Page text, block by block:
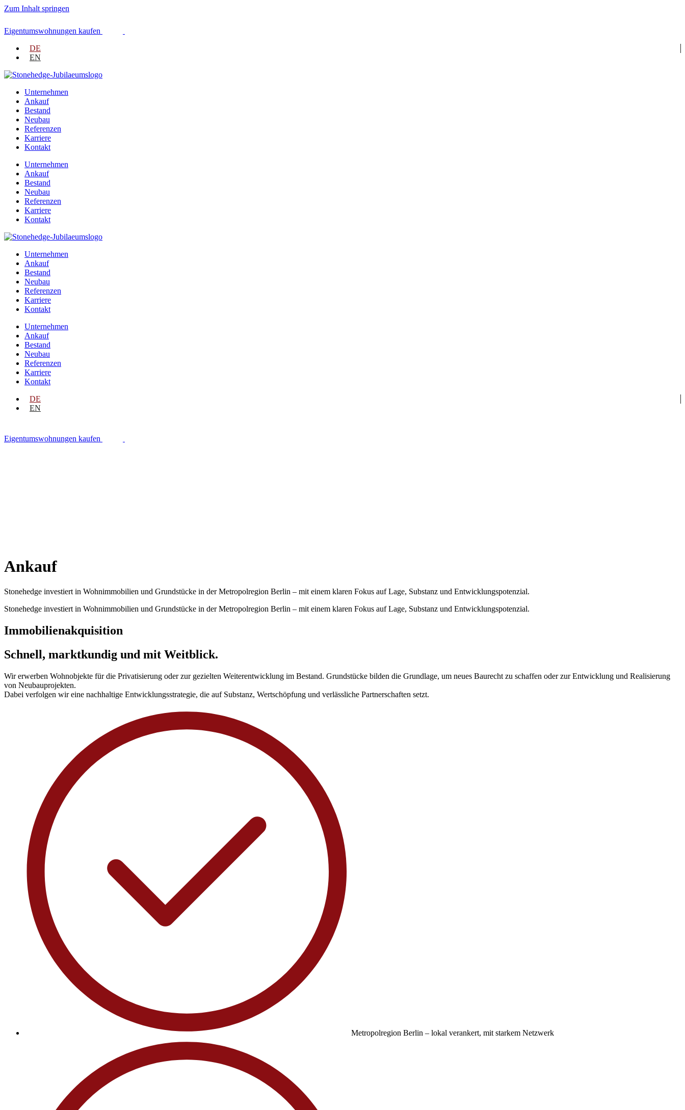
Zum Inhalt springen
Eigentumswohnungen kaufen
DE
EN
Unternehmen
Ankauf
Bestand
Neubau
Referenzen
Karriere
Kontakt
Unternehmen
Ankauf
Bestand
Neubau
Referenzen
Karriere
Kontakt
Unternehmen
Ankauf
Bestand
Neubau
Referenzen
Karriere
Kontakt
Unternehmen
Ankauf
Bestand
Neubau
Referenzen
Karriere
Kontakt
DE
EN
Eigentumswohnungen kaufen
Ankauf
Stonehedge investiert in Wohnimmobilien und Grundstücke in der Metropolregion Berlin – mit einem klaren Fokus auf Lage, Substanz und Entwicklungspotenzial.
Stonehedge investiert in Wohnimmobilien und Grundstücke in der Metropolregion Berlin – mit einem klaren Fokus auf Lage, Substanz und Entwicklungspotenzial.
Immobilienakquisition
Schnell, marktkundig und mit Weitblick.
Wir erwerben Wohnobjekte für die Privatisierung oder zur gezielten Weiterentwicklung im Bestand. Grundstücke bilden die Grundlage, um neues Baurecht zu schaffen oder zur Entwicklung und Realisierung
von Neubauprojekten.
Dabei verfolgen wir eine nachhaltige Entwicklungsstrategie, die auf Substanz, Wertschöpfung und verlässliche Partnerschaften setzt.
Metropolregion Berlin – lokal verankert, mit starkem Netzwerk